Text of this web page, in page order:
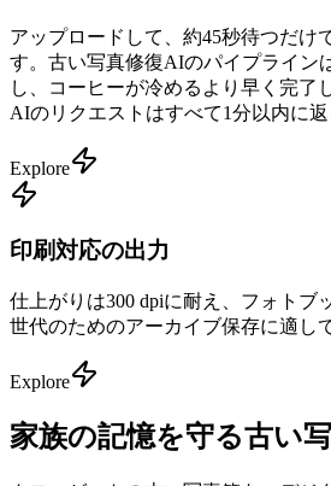
アップロードして、約45秒待つだけ
す。古い写真修復AIのパイプライン
し、コーヒーが冷めるより早く完了
AIのリクエストはすべて1分以内に返
Explore
印刷対応の出力
仕上がりは300 dpiに耐え、フォトブ
世代のためのアーカイブ保存に適し
Explore
家族の記憶を守る古い